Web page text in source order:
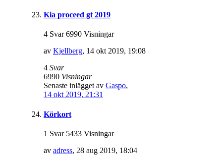
Kia proceed gt 2019
4 Svar 6990 Visningar
av Kjellberg, 14 okt 2019, 19:08
4 Svar
6990 Visningar
Senaste inlägget av Gaspo,
14 okt 2019, 21:31
Körkort
1 Svar 5433 Visningar
av adress, 28 aug 2019, 18:04